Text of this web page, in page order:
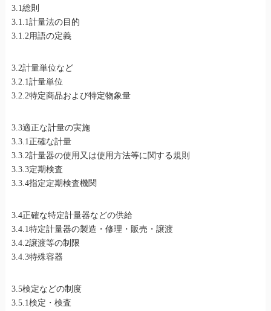
3.1総則
3.1.1計量法の目的
3.1.2用語の定義
3.2計量単位など
3.2.1計量単位
3.2.2特定商品および特定物象量
3.3適正な計量の実施
3.3.1正確な計量
3.3.2計量器の使用又は使用方法等に関する規則
3.3.3定期検査
3.3.4指定定期検査機関
3.4正確な特定計量器などの供給
3.4.1特定計量器の製造・修理・販売・譲渡
3.4.2譲渡等の制限
3.4.3特殊容器
3.5検定などの制度
3.5.1検定・検査